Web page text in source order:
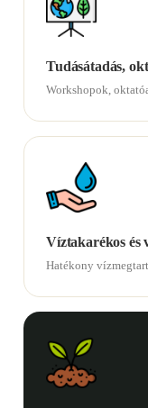
Tudásátadás,
Workshopok,
Víztakarékos és
Hatékony